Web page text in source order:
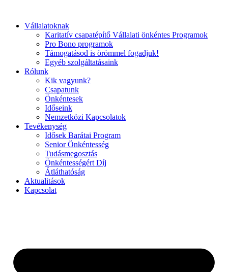
tartalomhozVállalatoknak
Karitatív csapatépítő Vállalati önkéntes Programok
Pro Bono programok
Támogatásod is örömmel fogadjuk!
Egyéb szolgáltatásaink
Rólunk
Kik vagyunk?
Csapatunk
Önkéntesek
Időseink
Nemzetközi Kapcsolatok
Tevékenység
Idősek Barátai Program
Senior Önkéntesség
Tudásmegosztás
Önkéntességért Díj
Átláthatóság
Aktualitások
Kapcsolat